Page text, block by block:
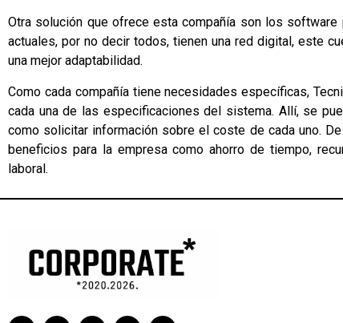
Otra solución que ofrece esta compañía son los
actuales, por no decir todos, tienen una red digital, este
una mejor adaptabilidad.
Como cada compañía tiene necesidades específicas,
cada una de las especificaciones del sistema. Allí, se
como solicitar información sobre el coste de cada uno.
beneficios para la empresa como ahorro de tiempo,
laboral.